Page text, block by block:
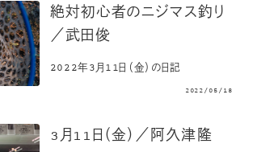
絶対初心者のニジマス釣り
／武田俊
2022年3月11日（金）の日記
2022/05/18
3月11日（金）／阿久津隆